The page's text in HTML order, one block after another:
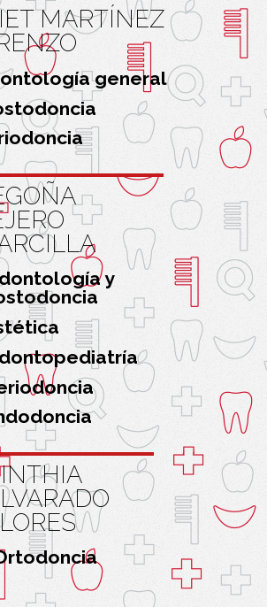
MARTÍNEZ
general
y